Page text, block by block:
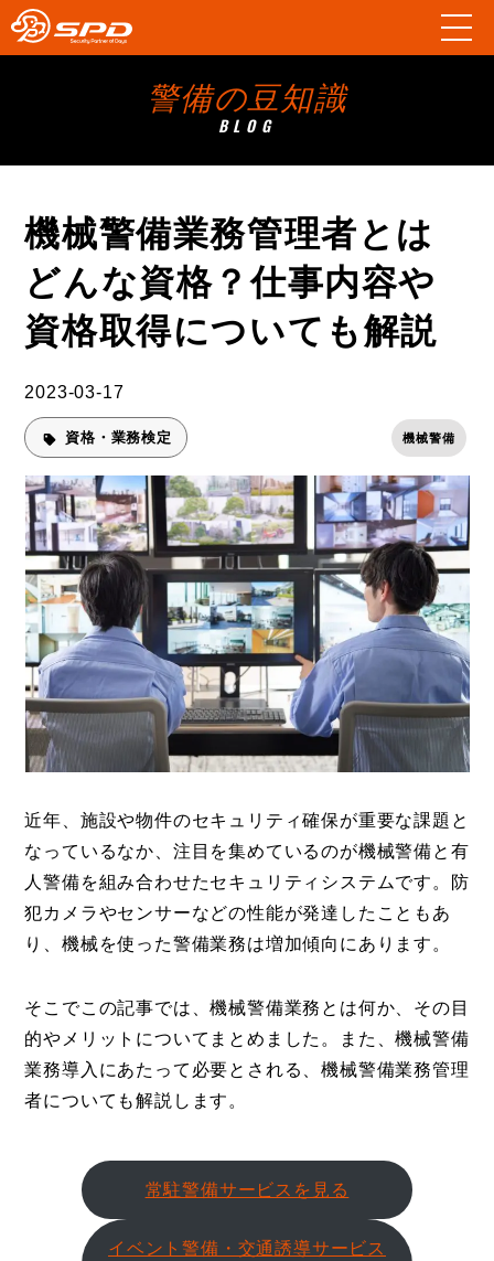
警備の豆知識
BLOG
機械警備業務管理者とは
どんな資格？仕事内容や
資格取得についても解説
2023-03-17
資格・業務検定 機械警備
近年、施設や物件のセキュリティ確保が重要な課題と
なっているなか、注目を集めているのが機械警備と有
人警備を組み合わせたセキュリティシステムです。防
犯カメラやセンサーなどの性能が発達したこともあ
り、機械を使った警備業務は増加傾向にあります。
そこでこの記事では、機械警備業務とは何か、その目
的やメリットについてまとめました。また、機械警備
業務導入にあたって必要とされる、機械警備業務管理
者についても解説します。
常駐警備サービスを見る
イベント警備・交通誘導サービス